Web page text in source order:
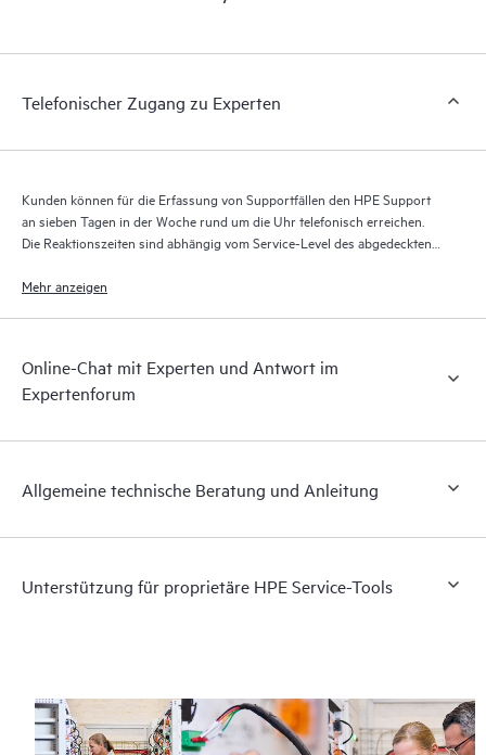
Supportverträgen liefert, die durch den HPE Tech Care Service
Verwaltung ihrer Assets. Sie sehen auf einen Blick, welche
interagieren. Mit neuen Self-Service-Tools können Kunden
selbst ausführen und ein Portal mit sorgfältig
zusammengestellten Wissensressourcen nutzen. HPE Tech Care
Beitrag für Operational Excellence und Leistungsoptimierung
vom Edge bis zur Cloud leisten.
Telefonischer Zugang zu Experten
Kunden können für die Erfassung von Supportfällen den HPE Support
an sieben Tagen in der Woche rund um die Uhr telefonisch erreichen.
Die Reaktionszeiten sind abhängig vom Service-Level des abgedeckten
Mehr anzeigen
Online-Chat mit Experten und Antwort im
Expertenforum
Allgemeine technische Beratung und Anleitung
Unterstützung für proprietäre HPE Service-Tools